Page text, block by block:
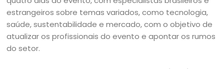
estrangeiros sobre temas variados, como tecnologia,
saúde, sustentabilidade e mercado, com o objetivo de
atualizar os profissionais do evento e apontar os rumos
do setor.